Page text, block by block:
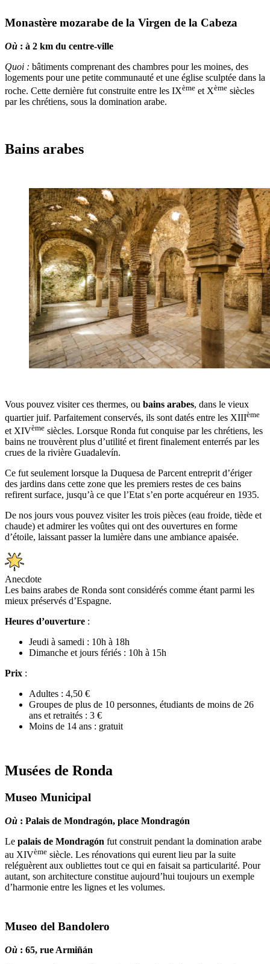
Monastère mozarabe de la Virgen de la Cabeza
Où : à 2 km du centre-ville
Quoi : bâtiments comprenant des chambres pour les moines, des
logements pour une petite communauté et une église sculptée dans la
roche. Cette dernière fut construite entre les IXème et Xème siècles
par les chrétiens, sous la domination arabe.
Bains arabes
Vous pouvez visiter ces thermes, ou bains arabes, dans le vieux
quartier juif. Parfaitement conservés, ils sont datés entre les XIIIème
et XIVème siècles. Lorsque Ronda fut conquise par les chrétiens, les
bains ne trouvèrent plus d’utilité et firent finalement enterrés par les
crues de la rivière Guadalevín.
Ce fut seulement lorsque la Duquesa de Parcent entreprit d’ériger
des jardins dans cette zone que les premiers restes de ces bains
refirent surface, jusqu’à ce que l’Etat s’en porte acquéreur en 1935.
De nos jours vous pouvez visiter les trois pièces (eau froide, tiède et
chaude) et admirer les voûtes qui ont des ouvertures en forme
d’étoile, laissant passer la lumière dans une ambiance apaisée.
Anecdote
Les bains arabes de Ronda sont considérés comme étant parmi les
mieux préservés d’Espagne.
Heures d’ouverture :
Jeudi à samedi : 10h à 18h
Dimanche et jours fériés : 10h à 15h
Prix :
Adultes : 4,50 €
Groupes de plus de 10 personnes, étudiants de moins de 26
ans et retraités : 3 €
Moins de 14 ans : gratuit
Musées de Ronda
Museo Municipal
Où : Palais de Mondragón, place Mondragón
Le palais de Mondragón fut construit pendant la domination arabe
au XIVème siècle. Les rénovations qui eurent lieu par la suite
reléguèrent aux oubliettes tout ce qui en faisait sa particularité. Pour
autant, son architecture constitue aujourd’hui toujours un exemple
d’harmonie entre les lignes et les volumes.
Museo del Bandolero
Où : 65, rue Armiñán